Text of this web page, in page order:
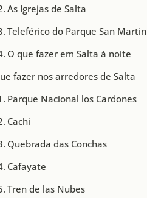
As Igrejas de Salta
Teleférico do Parque San Martin
O que fazer em Salta à noite
fazer nos arredores de Salta
Parque Nacional los Cardones
Cachi
Quebrada das Conchas
Cafayate
Tren de las Nubes